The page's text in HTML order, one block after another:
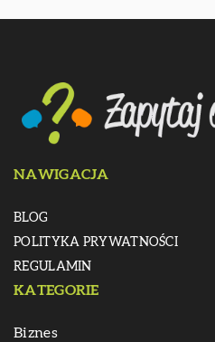
NAWIGACJA
BLOG
POLITYKA PRYWATNOŚCI
REGULAMIN
KATEGORIE
Biznes